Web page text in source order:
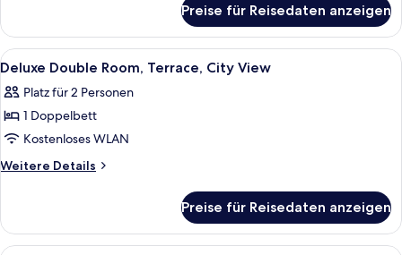
anzeigen
Double
Room,
City
Preise für Reisedaten anzeigen
Alle
Fotos
für
Deluxe
Double
Room,
View
anzeigen
Ein runder Tisch mit
2
Deluxe Double Room, Terrace, City View
Platz für 2 Personen
1 Doppelbett
Kostenloses WLAN
Weitere Details
Weitere
Double
Room,
Preise für Reisedaten anzeigen
Ein modernes Hotelzimmer mit